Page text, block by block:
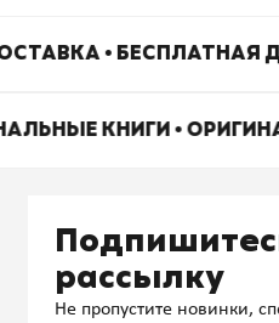
• БЕСПЛАТНАЯ
КНИГИ •
рассылку
Не пропустите новинки,